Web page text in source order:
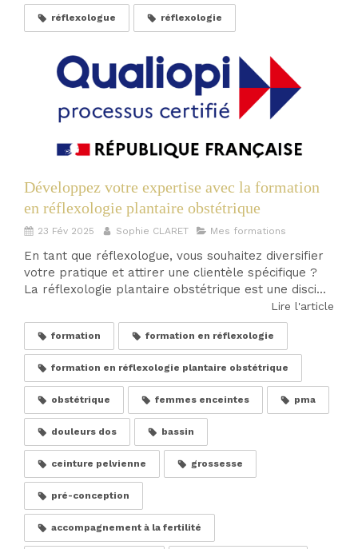
réflexologue réflexologie
Développez votre expertise avec la formation
en réflexologie plantaire obstétrique
23 Fév 2025 Sophie CLARET Mes formations
En tant que réflexologue, vous souhaitez diversifier
votre pratique et attirer une clientèle spécifique ?
La réflexologie plantaire obstétrique est une disci...
Lire l'article
formation formation en réflexologie
formation en réflexologie plantaire obstétrique
obstétrique femmes enceintes pma
douleurs dos bassin
ceinture pelvienne grossesse
pré-conception
accompagnement à la fertilité